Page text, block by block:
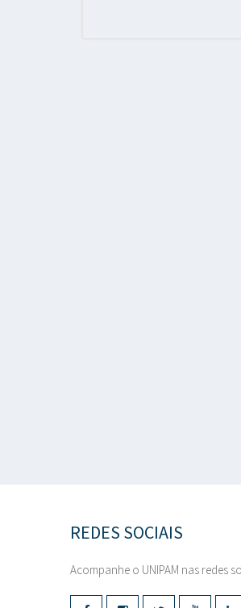
REDES SOCIAIS
Acompanhe o UNIPAM nas redes